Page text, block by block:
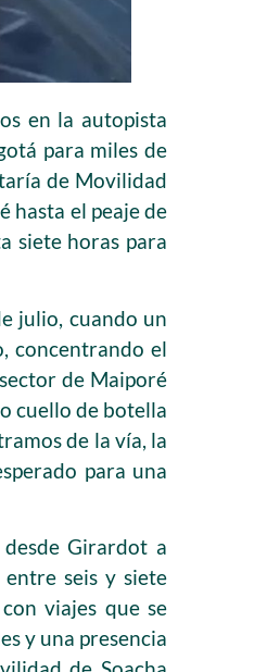
en la autopista
para miles de
de Movilidad
hasta el peaje de
siete horas para
julio, cuando un
concentrando el
de Maiporé
cuello de botella
de la vía, la
para una
Girardot a
seis y siete
viajes que se
y una presencia